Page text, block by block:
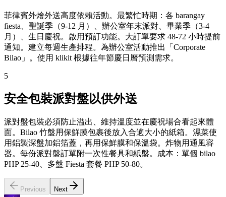
菲律賓外燴外送高度依賴活動。最繁忙時期：各 barangay
fiesta、聖誕季（9-12 月）、辦公室年末派對、畢業季（3-4
月）、生日慶祝。啟用預訂功能。大訂單要求 48-72 小時提前
通知。建立每週生產排程。為辦公室活動推出「Corporate
Bilao」。使用 klikit 根據往年節慶日曆預測需求。
5
安全包裝派對盤以供外送
派對盤包裝必須防止溢出、維持溫度並在慶祝場合看起來體
面。Bilao 竹盤用保鮮膜包裹後放入合適大小的紙箱。濕菜使
用鋁製深盤加鋁箔蓋，再用保鮮膜和保溫袋。炸物用通風容
器。每份派對盤訂單附一次性餐具和紙盤。成本：單個 bilao
PHP 25-40、多盤 Fiesta 套餐 PHP 50-80。
Previous Next